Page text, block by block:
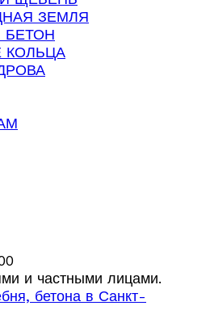
ЗЕМЛЯ
БЕТОН
КОЛЬЦА
и частными лицами.